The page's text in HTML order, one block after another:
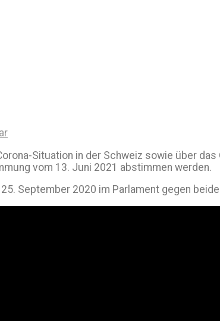
Situation in der Schweiz sowie über
vom 13. Juni 2021 abstimmen werden.
September 2020 im Parlament gegen